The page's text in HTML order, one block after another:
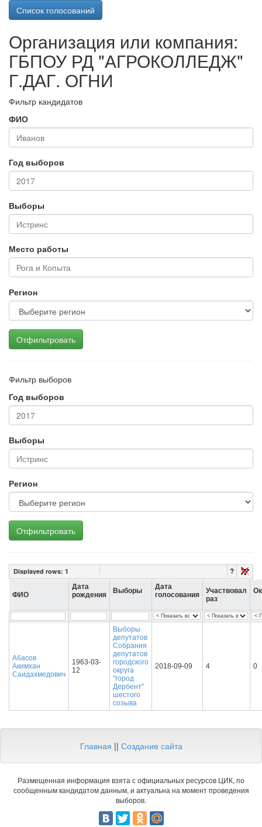
Список голосований
Организация или компания:
ГБПОУ РД "АГРОКОЛЛЕДЖ"
Г.ДАГ. ОГНИ
Фильтр кандидатов
ФИО
Год выборов
Выборы
Место работы
Регион
Отфильтровать
Фильтр выборов
Год выборов
Выборы
Регион
Отфильтровать
Displayed rows: 1 ?
ФИО
Дата
рождения
Выборы
Дата
голосования
Участвовал
раз
Абасов
Акимхан
Саидахмедович
1963-03-
12
Выборы
депутатов
Собрания
депутатов
городского
округа
"город
Дербент"
шестого
созыва
2018-09-09 4 0
Главная || Создание сайта
Размещенная информация взята с официальных ресурсов ЦИК, по
сообщенным кандидатом данным, и актуальна на момент проведения
выборов.